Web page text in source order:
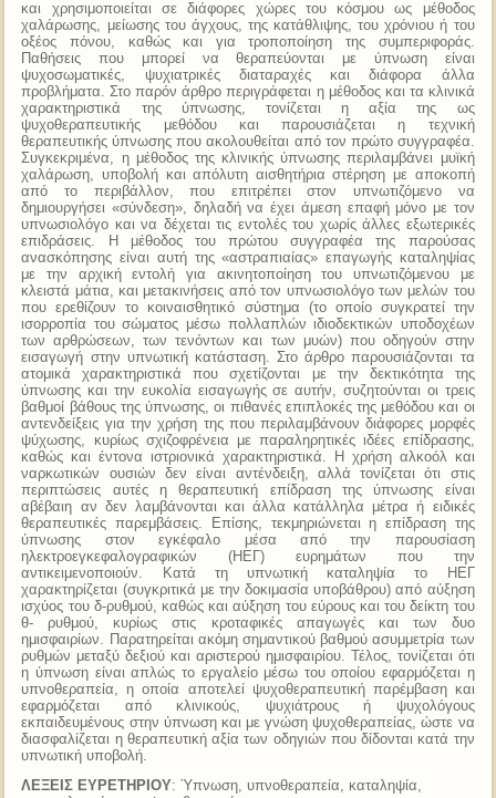
και χρησιμοποιείται σε διάφορες χώρες του κόσμου ως μέθοδος
χαλάρωσης, μείωσης του άγχους, της κατάθλιψης, του χρόνιου ή του
οξέος πόνου, καθώς και για τροποποίηση της συμπεριφοράς.
Παθήσεις που μπορεί να θεραπεύονται με ύπνωση είναι
ψυχοσωματικές, ψυχιατρικές διαταραχές και διάφορα άλλα
προβλήματα. Στο παρόν άρθρο περιγράφεται η μέθοδος και τα κλινικά
χαρακτηριστικά της ύπνωσης, τονίζεται η αξία της ως
ψυχοθεραπευτικής μεθόδου και παρουσιάζεται η τεχνική
θεραπευτικής ύπνωσης που ακολουθείται από τον πρώτο συγγραφέα.
Συγκεκριμένα, η μέθοδος της κλινικής ύπνωσης περιλαμβάνει μυϊκή
χαλάρωση, υποβολή και απόλυτη αισθητήρια στέρηση με αποκοπή
από το περιβάλλον, που επιτρέπει στον υπνωτιζόμενο να
δημιουργήσει «σύνδεση», δηλαδή να έχει άμεση επαφή μόνο με τον
υπνωσιολόγο και να δέχεται τις εντολές του χωρίς άλλες εξωτερικές
επιδράσεις. Η μέθοδος του πρώτου συγγραφέα της παρούσας
ανασκόπησης είναι αυτή της «αστραπιαίας» επαγωγής καταληψίας
με την αρχική εντολή για ακινητοποίηση του υπνωτιζόμενου με
κλειστά μάτια, και μετακινήσεις από τον υπνωσιολόγο των μελών του
που ερεθίζουν το κοιναισθητικό σύστημα (το οποίο συγκρατεί την
ισορροπία του σώματος μέσω πολλαπλών ιδιοδεκτικών υποδοχέων
των αρθρώσεων, των τενόντων και των μυών) που οδηγούν στην
εισαγωγή στην υπνωτική κατάσταση. Στο άρθρο παρουσιάζονται τα
ατομικά χαρακτηριστικά που σχετίζονται με την δεκτικότητα της
ύπνωσης και την ευκολία εισαγωγής σε αυτήν, συζητούνται οι τρεις
βαθμοί βάθους της ύπνωσης, οι πιθανές επιπλοκές της μεθόδου και οι
αντενδείξεις για την χρήση της που περιλαμβάνουν διάφορες μορφές
ψύχωσης, κυρίως σχιζοφρένεια με παραληρητικές ιδέες επίδρασης,
καθώς και έντονα ιστριονικά χαρακτηριστικά. Η χρήση αλκοόλ και
ναρκωτικών ουσιών δεν είναι αντένδειξη, αλλά τονίζεται ότι στις
περιπτώσεις αυτές η θεραπευτική επίδραση της ύπνωσης είναι
αβέβαιη αν δεν λαμβάνονται και άλλα κατάλληλα μέτρα ή ειδικές
θεραπευτικές παρεμβάσεις. Επίσης, τεκμηριώνεται η επίδραση της
ύπνωσης στον εγκέφαλο μέσα από την παρουσίαση
ηλεκτροεγκεφαλογραφικών (ΗΕΓ) ευρημάτων που την
αντικειμενοποιούν. Κατά τη υπνωτική καταληψία το ΗΕΓ
χαρακτηρίζεται (συγκριτικά με την δοκιμασία υποβάθρου) από αύξηση
ισχύος του δ-ρυθμού, καθώς και αύξηση του εύρους και του δείκτη του
θ- ρυθμού, κυρίως στις κροταφικές απαγωγές και των δυο
ημισφαιρίων. Παρατηρείται ακόμη σημαντικού βαθμού ασυμμετρία των
ρυθμών μεταξύ δεξιού και αριστερού ημισφαιρίου. Τέλος, τονίζεται ότι
η ύπνωση είναι απλώς το εργαλείο μέσω του οποίου εφαρμόζεται η
υπνοθεραπεία, η οποία αποτελεί ψυχοθεραπευτική παρέμβαση και
εφαρμόζεται από κλινικούς, ψυχιάτρους ή ψυχολόγους
εκπαιδευμένους στην ύπνωση και με γνώση ψυχοθεραπείας, ώστε να
διασφαλίζεται η θεραπευτική αξία των οδηγιών που δίδονται κατά την
υπνωτική υποβολή.
ΛΕΞΕΙΣ ΕΥΡΕΤΗΡΙΟΥ: Ύπνωση, υπνοθεραπεία, καταληψία,